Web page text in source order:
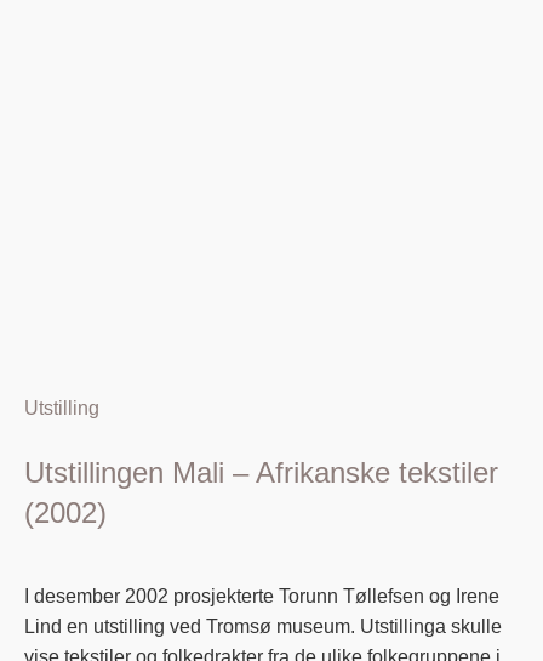
Utstilling
Utstillingen Mali – Afrikanske tekstiler
(2002)
I desember 2002 prosjekterte Torunn Tøllefsen og Irene
Lind en utstilling ved Tromsø museum. Utstillinga skulle
vise tekstiler og folkedrakter fra de ulike folkegruppene i